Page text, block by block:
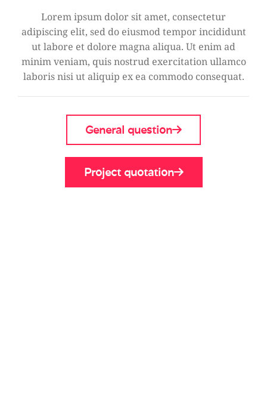
Lorem ipsum dolor sit amet, consectetur
adipiscing elit, sed do eiusmod tempor incididunt
ut labore et dolore magna aliqua. Ut enim ad
minim veniam, quis nostrud exercitation ullamco
laboris nisi ut aliquip ex ea commodo consequat.
General question
Project quotation